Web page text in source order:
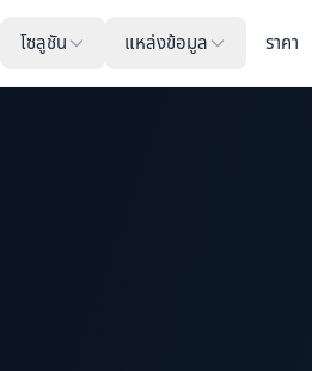
โซลูชัน แหล่งข้อมูล ราคา